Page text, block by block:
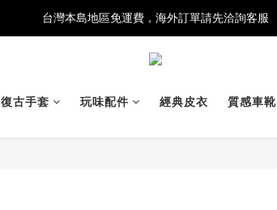
台灣本島地區免運費，海外訂單請先洽詢客服
復古手套 玩味配件 經典皮衣 質感車靴